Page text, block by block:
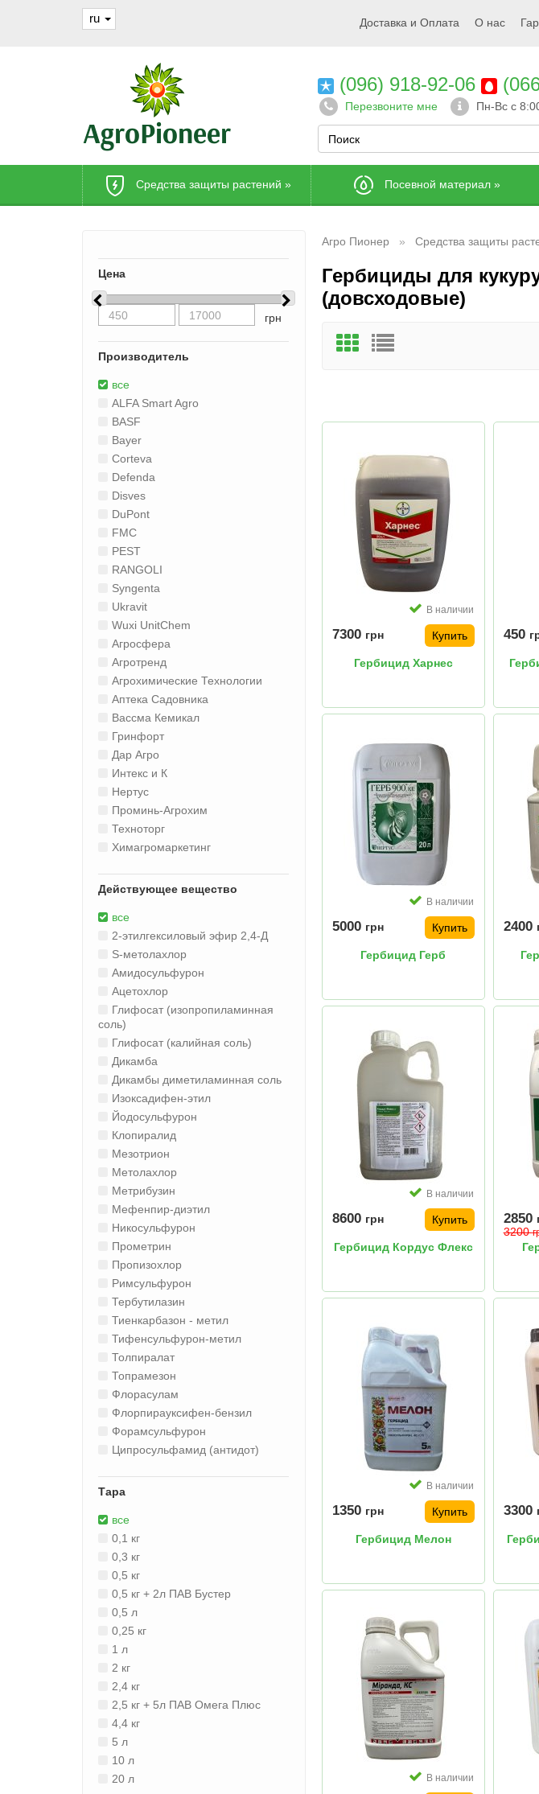
ru Доставка и Оплата О нас
(096) 918-92-06
Перезвоните мне Пн-Вс с
Средства защиты растений » Посевной материал »
Агро Пионер Средства защиты
Гербициды для
(довсходовые)
В наличии
7300 грн Купить
Гербицид Харнес
450
В наличии
5000 грн Купить
Гербицид Герб
2400
В наличии
8600 грн Купить
Гербицид Кордус Флекс
2850
3200
В наличии
1350 грн Купить
Гербицид Мелон
3300
В наличии
Цена
грн
Производитель
все
ALFA Smart Agro
BASF
Bayer
Corteva
Defenda
Disves
DuPont
FMC
PEST
RANGOLI
Syngenta
Ukravit
Wuxi UnitChem
Агросфера
Агротренд
Агрохимические Технологии
Аптека Садовника
Вассма Кемикал
Гринфорт
Дар Агро
Интекс и К
Нертус
Проминь-Агрохим
Техноторг
Химагромаркетинг
Действующее вещество
все
2-этилгексиловый эфир 2,4-Д
S-метолахлор
Амидосульфурон
Ацетохлор
Глифосат (изопропиламинная
соль)
Глифосат (калийная соль)
Дикамба
Дикамбы диметиламинная соль
Изоксадифен-этил
Йодосульфурон
Клопиралид
Мезотрион
Метолахлор
Метрибузин
Мефенпир-диэтил
Никосульфурон
Прометрин
Пропизохлор
Римсульфурон
Тербутилазин
Тиенкарбазон - метил
Тифенсульфурон-метил
Толпиралат
Топрамезон
Флорасулам
Флорпирауксифен-бензил
Форамсульфурон
Ципросульфамид (антидот)
Тара
все
0,1 кг
0,3 кг
0,5 кг
0,5 кг + 2л ПАВ Бустер
0,5 л
0,25 кг
1 л
2 кг
2,4 кг
2,5 кг + 5л ПАВ Омега Плюс
4,4 кг
5 л
10 л
20 л